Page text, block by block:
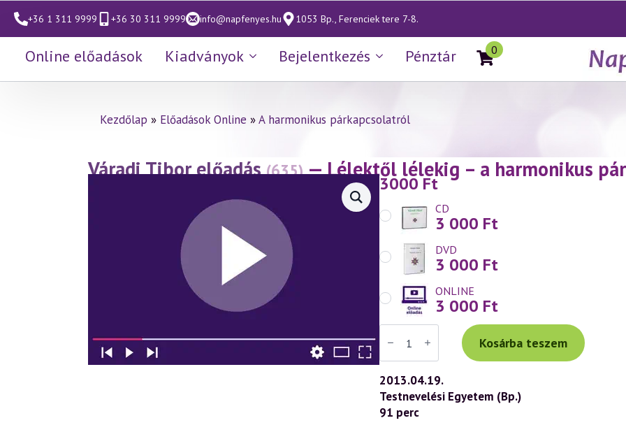
+36 1 311 9999 +36 30 311 9999 info@napfenyes.hu 1053 Bp., Ferenciek tere 7-8.
Online előadások Kiadványok Bejelentkezés Pénztár 0
Kezdőlap » Előadások Online »A harmonikus párkapcsolatról
Váradi Tibor előadás (635) — Lélektől lélekig – a harmonikus
3000Ft
CD
3 000 Ft
DVD
3 000 Ft
ONLINE
3 000 Ft
Váradi
Tibor
előadás
(635)
—
Lélektől
lélekig
–
a
Kosárba teszem
2013.04.19.
Testnevelési Egyetem (Bp.)
91 perc